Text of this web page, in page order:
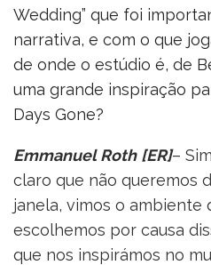
Wedding” que foi
narrativa, e com o que
de onde o estúdio é, de
uma grande inspiração
Days Gone?
Emmanuel Roth [ER]–
claro que não queremos
janela, vimos o ambiente
escolhemos por causa
que nos inspirámos no